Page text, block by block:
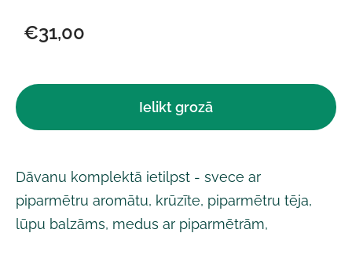
€31,00
Ielikt grozā
Dāvanu komplektā ietilpst - svece ar
piparmētru aromātu, krūzīte, piparmētru tēja,
lūpu balzāms, medus ar piparmētrām,